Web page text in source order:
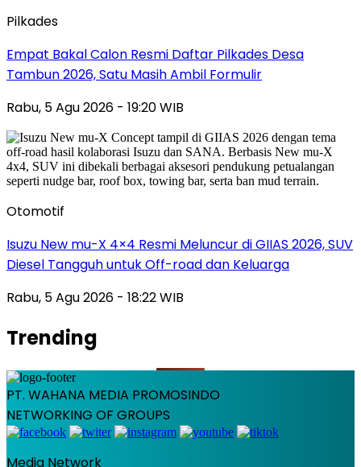
Pilkades
Empat Bakal Calon Resmi Daftar Pilkades Desa
Tambun 2026, Satu Masih Ambil Formulir
Rabu, 5 Agu 2026 - 19:20 WIB
Otomotif
Isuzu New mu-X 4×4 Resmi Meluncur di GIIAS 2026, SUV
Diesel Tangguh untuk Off-road dan Keluarga
Rabu, 5 Agu 2026 - 18:22 WIB
Trending
PT. WAHANA MEDIA PROMOSINDO
NETWORKING OF GROUPS
Media Network